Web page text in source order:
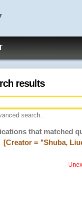
results
search..
that matched
[Creator = "Shuba,